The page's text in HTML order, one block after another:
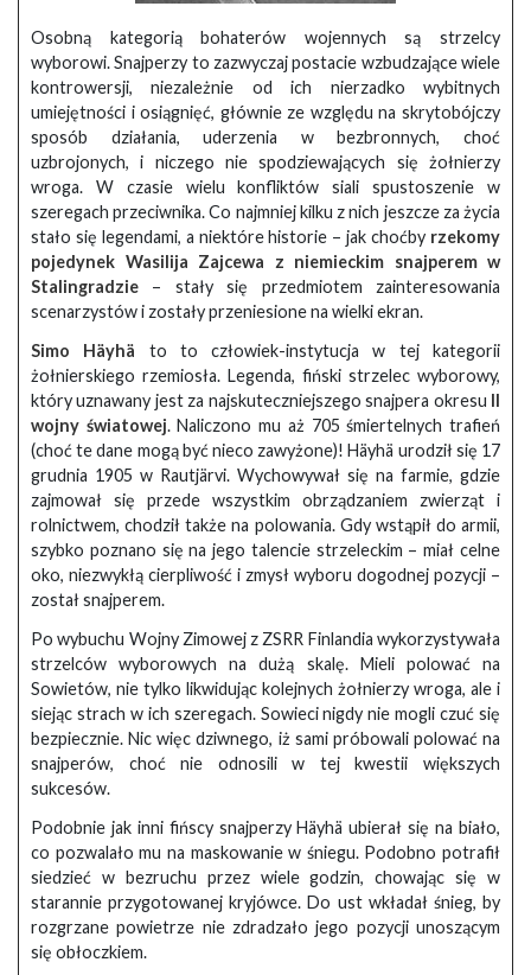
Osobną kategorią bohaterów wojennych są strzelcy
wyborowi. Snajperzy to zazwyczaj postacie wzbudzające wiele
kontrowersji, niezależnie od ich nierzadko wybitnych
umiejętności i osiągnięć, głównie ze względu na skrytobójczy
sposób działania, uderzenia w bezbronnych, choć
uzbrojonych, i niczego nie spodziewających się żołnierzy
wroga. W czasie wielu konfliktów siali spustoszenie w
szeregach przeciwnika. Co najmniej kilku z nich jeszcze za życia
stało się legendami, a niektóre historie – jak choćby rzekomy
pojedynek Wasilija Zajcewa z niemieckim snajperem w
Stalingradzie – stały się przedmiotem zainteresowania
scenarzystów i zostały przeniesione na wielki ekran.
Simo Häyhä to to człowiek-instytucja w tej kategorii
żołnierskiego rzemiosła. Legenda, fiński strzelec wyborowy,
który uznawany jest za najskuteczniejszego snajpera okresu II
wojny światowej. Naliczono mu aż 705 śmiertelnych trafień
(choć te dane mogą być nieco zawyżone)! Häyhä urodził się 17
grudnia 1905 w Rautjärvi. Wychowywał się na farmie, gdzie
zajmował się przede wszystkim obrządzaniem zwierząt i
rolnictwem, chodził także na polowania. Gdy wstąpił do armii,
szybko poznano się na jego talencie strzeleckim – miał celne
oko, niezwykłą cierpliwość i zmysł wyboru dogodnej pozycji –
został snajperem.
Po wybuchu Wojny Zimowej z ZSRR Finlandia wykorzystywała
strzelców wyborowych na dużą skalę. Mieli polować na
Sowietów, nie tylko likwidując kolejnych żołnierzy wroga, ale i
siejąc strach w ich szeregach. Sowieci nigdy nie mogli czuć się
bezpiecznie. Nic więc dziwnego, iż sami próbowali polować na
snajperów, choć nie odnosili w tej kwestii większych
sukcesów.
Podobnie jak inni fińscy snajperzy Häyhä ubierał się na biało,
co pozwalało mu na maskowanie w śniegu. Podobno potrafił
siedzieć w bezruchu przez wiele godzin, chowając się w
starannie przygotowanej kryjówce. Do ust wkładał śnieg, by
rozgrzane powietrze nie zdradzało jego pozycji unoszącym
się obłoczkiem.